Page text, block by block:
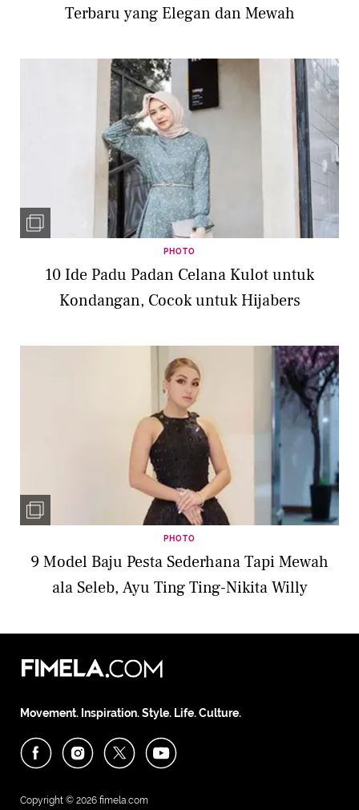
Terbaru yang Elegan dan Mewah
PHOTO
10 Ide Padu Padan Celana Kulot untuk
Kondangan, Cocok untuk Hijabers
PHOTO
9 Model Baju Pesta Sederhana Tapi Mewah
ala Seleb, Ayu Ting Ting-Nikita Willy
Movement. Inspiration. Style. Life. Culture.
Copyright © 2026 fimela.com